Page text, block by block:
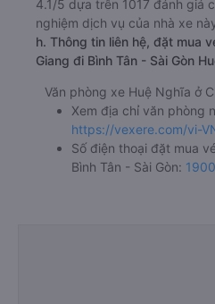
4.1/5 dựa trên 1017 đánh giá
nghiệm dịch vụ của nhà xe
h. Thông tin liên hệ, đặt mua
Giang đi Bình Tân - Sài Gòn
Văn phòng xe Huệ Nghĩa ở
Xem địa chỉ văn phòng
https://vexere.com/vi-
Số điện thoại đặt mua
Bình Tân - Sài Gòn: